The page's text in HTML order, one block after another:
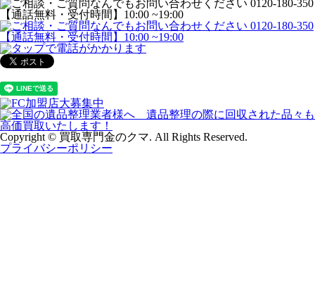
Copyright © 買取専門金のクマ. All Rights Reserved.
プライバシーポリシー